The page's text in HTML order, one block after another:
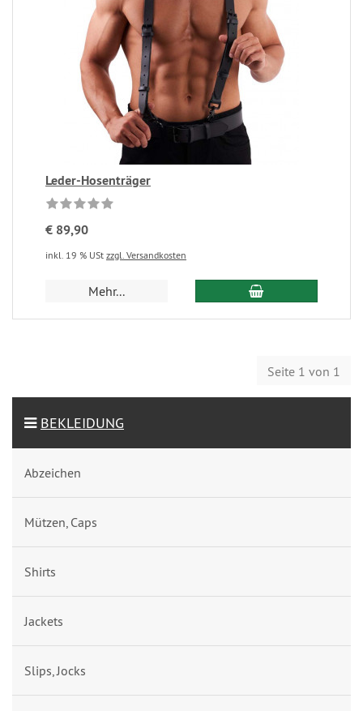
Leder-Hosenträger
€ 89,90
inkl. 19 % USt zzgl. Versandkosten
Mehr...
Seite 1 von 1
BEKLEIDUNG
Abzeichen
Mützen, Caps
Shirts
Jackets
Slips, Jocks